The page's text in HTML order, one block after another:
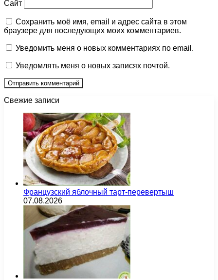
Сайт
Сохранить моё имя, email и адрес сайта в этом
браузере для последующих моих комментариев.
Уведомить меня о новых комментариях по email.
Уведомлять меня о новых записях почтой.
Свежие записи
Французский яблочный тарт-перевертыш
07.08.2026